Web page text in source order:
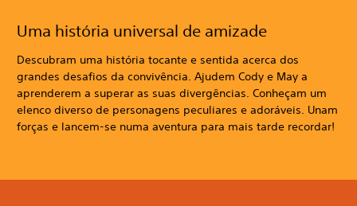
Uma história universal de amizade
Descubram uma história tocante e sentida acerca dos
grandes desafios da convivência. Ajudem Cody e May a
aprenderem a superar as suas divergências. Conheçam um
elenco diverso de personagens peculiares e adoráveis. Unam
forças e lancem-se numa aventura para mais tarde recordar!